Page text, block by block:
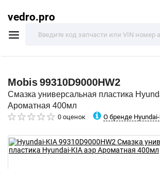
vedro.pro
Mobis99310D9000HW2
Смазка универсальная пластика
Ароматная 400мл
0 оценок О бренде